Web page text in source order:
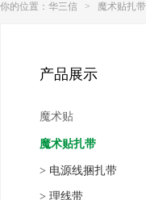
你的位置： 华三信 > 魔术贴扎带
产品展示
魔术贴
魔术贴扎带
> 电源线捆扎带
> 理线带